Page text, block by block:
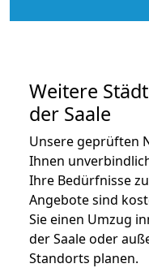
Weitere
der Saale
Unsere geprüften
Ihnen
Ihre Bedürfnisse
Angebote sind
Sie einen Umzug
der Saale oder
Standorts planen.